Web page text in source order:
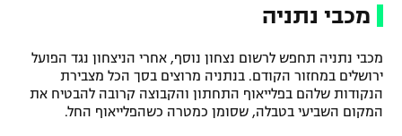
מכבי נתניה
מכבי נתניה תחפש לרשום נצחון נוסף, אחרי הניצחון נגד הפועל
ירושלים במחזור הקודם. בנתניה מרוצים בסך הכל מצבירת
הנקודות שלהם בפלייאוף התחתון והקבוצה קרובה להבטיח את
המקום השביעי בטבלה, שסומן כמטרה כשהפלייאוף החל.